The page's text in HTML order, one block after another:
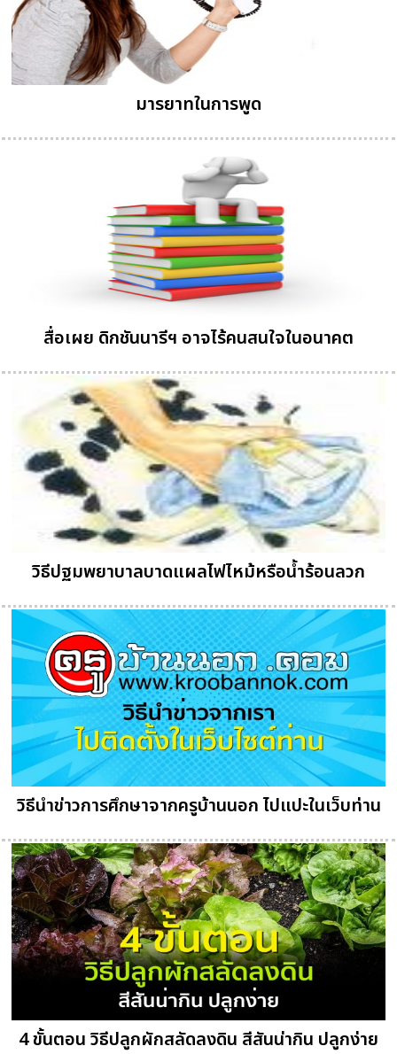
มารยาทในการพูด
สื่อเผย ดิกชันนารีฯ อาจไร้คนสนใจในอนาคต
วิธีปฐมพยาบาลบาดแผลไฟไหม้หรือน้ำร้อนลวก
วิธีนำข่าวการศึกษาจากครูบ้านนอก ไปแปะในเว็บท่าน
4 ขั้นตอน วิธีปลูกผักสลัดลงดิน สีสันน่ากิน ปลูกง่าย